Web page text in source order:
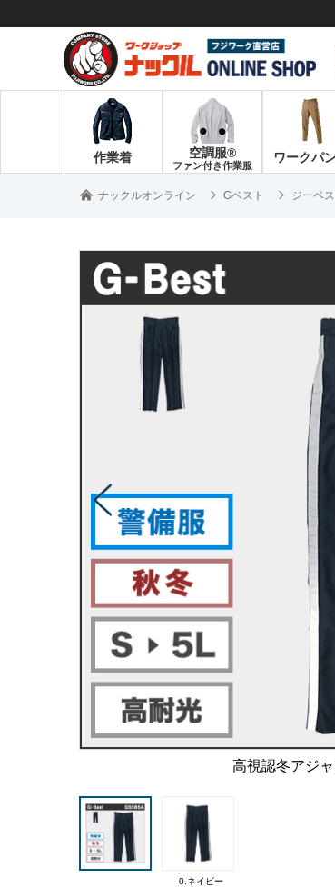
作業着 空調服®
ファン付き作業服
ワークパ
ナックルオンライン Gベスト ジーベ
高視認冬アジ
0.ネイビー